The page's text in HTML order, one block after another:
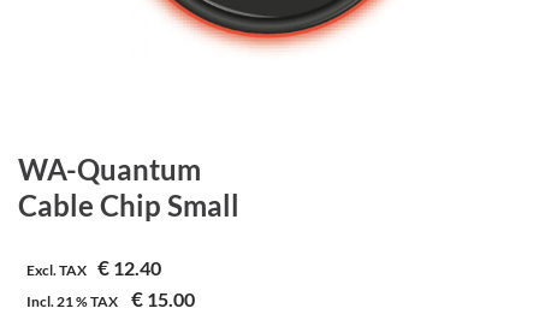
WA-Quantum
Cable Chip Small
Excl. TAX € 12.40
Incl.21 %TAX € 15.00